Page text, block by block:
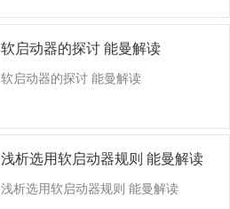
软启动器的探讨 能曼解读
软启动器的探讨 能曼解读
浅析选用软启动器规则 能曼解读
浅析选用软启动器规则 能曼解读